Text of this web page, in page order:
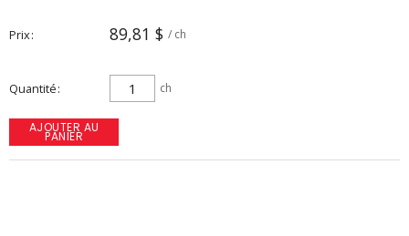
Prix 89,81 $ / ch
Quantité ch
AJOUTER AU
PANIER